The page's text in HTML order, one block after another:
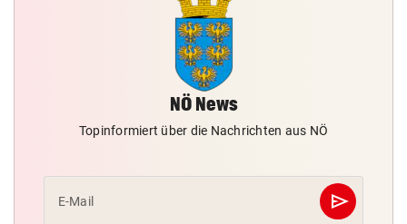
NÖ News
Topinformiert über die Nachrichten aus NÖ
E-Mail send
Abschicken